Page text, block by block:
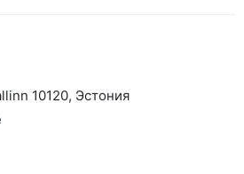
10120, Эстония